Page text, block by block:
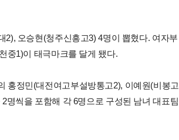
오승현(청주신흥고3) 4명이 뽑혔다. 여자부
중1)이 태극마크를 달게 됐다.
홍정민(대전여고부설방통고2), 이예원(비봉고
명씩을 포함해 각 6명으로 구성된 남녀 대표팀